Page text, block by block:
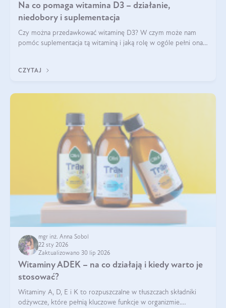
Na co pomaga witamina D3 – działanie,
niedobory i suplementacja
Czy można przedawkować witaminę D3? W czym może nam
pomóc suplementacja tą witaminą i jaką rolę w ogóle pełni ona
robić?
CZYTAJ
mgr inż. Anna Sobol
22 sty 2026
Zaktualizowano 30 lip 2026
Witaminy ADEK – na co działają i kiedy warto je
stosować?
Witaminy A, D, E i K to rozpuszczalne w tłuszczach składniki
odżywcze, które pełnią kluczowe funkcje w organizmie.